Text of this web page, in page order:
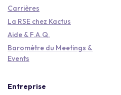
Carrières
La RSE chez Kactus
Aide & F.A.Q.
Baromètre du Meetings &
Events
Entreprise